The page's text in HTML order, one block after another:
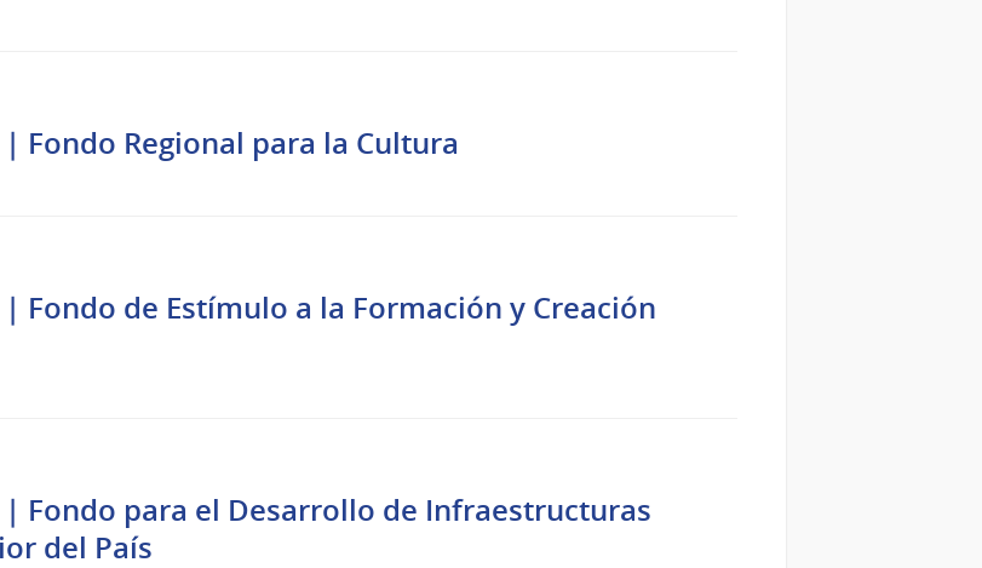
Fondo Regional para la Cultura
Fondo de Estímulo a la Formación y Creación
Fondo para el Desarrollo de Infraestructuras
del País